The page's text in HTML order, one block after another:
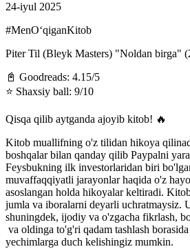
24-iyul 2025
#MenOʻqiganKitob
Piter Til (Bleyk Masters) "Noldan birga"
📓 Goodreads: 4.15/5
⭐️ Shaxsiy ball: 9/10
Qisqa qilib aytganda ajoyib kitob! 🔥
Kitob muallifning o'z tilidan hikoya
boshqalar bilan qanday qilib Paypalni
Feysbukning ilk investorlaridan biri
muvaffaqqiyatli jarayonlar haqida o'z
asoslangan holda hikoyalar keltiradi.
jumla va iboralarni deyarli uchratmaysiz.
shuningdek, ijodiy va o'zgacha fikrlash,
va oldinga to'g'ri qadam tashlash
yechimlarga duch kelishingiz mumkin.